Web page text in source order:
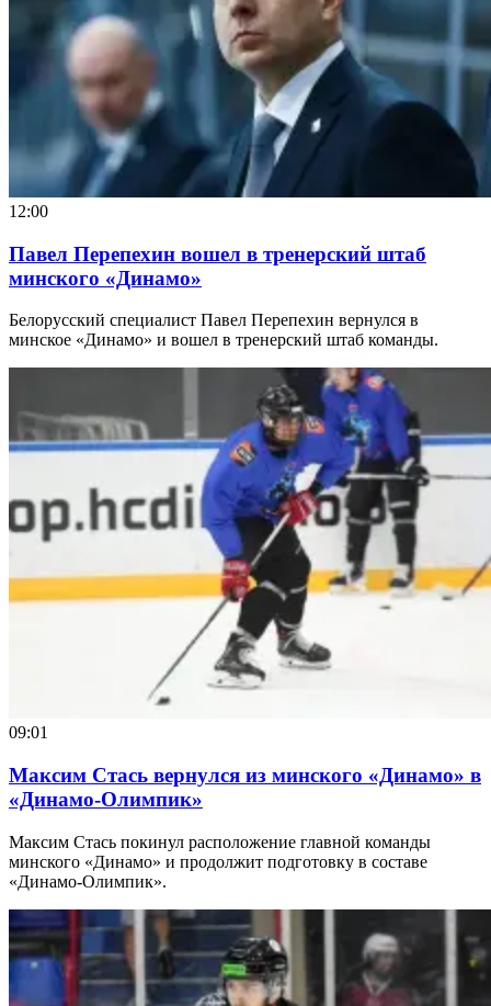
12:00
Павел Перепехин вошел в тренерский штаб
минского «Динамо»
Белорусский специалист Павел Перепехин вернулся в
минское «Динамо» и вошел в тренерский штаб команды.
09:01
Максим Стась вернулся из минского «Динамо» в
«Динамо-Олимпик»
Максим Стась покинул расположение главной команды
минского «Динамо» и продолжит подготовку в составе
«Динамо-Олимпик».